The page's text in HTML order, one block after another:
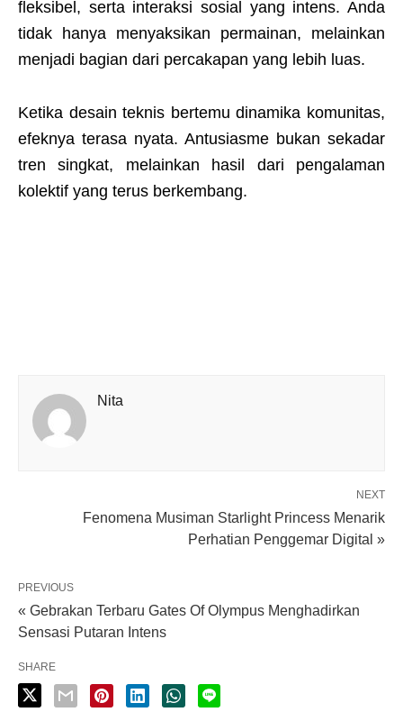
fleksibel, serta interaksi sosial yang intens. Anda
tidak hanya menyaksikan permainan, melainkan
menjadi bagian dari percakapan yang lebih luas.
Ketika desain teknis bertemu dinamika komunitas,
efeknya terasa nyata. Antusiasme bukan sekadar
tren singkat, melainkan hasil dari pengalaman
kolektif yang terus berkembang.
Nita
NEXT
Fenomena Musiman Starlight Princess Menarik
Perhatian Penggemar Digital »
PREVIOUS
« Gebrakan Terbaru Gates Of Olympus Menghadirkan
Sensasi Putaran Intens
SHARE